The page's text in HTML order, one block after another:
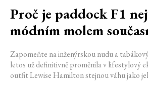
Proč je paddock F1
módním molem
Zapomeňte na inženýrskou nudu a
letos už definitivně proměnila v lifestylový
outfit Lewise Hamilton stejnou váhu jako